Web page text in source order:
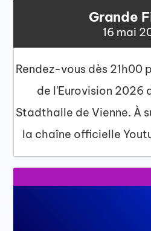
Grande
16 mai
Rendez-vous dès 21h00
de l'Eurovision 2026
Stadthalle de Vienne. À
la chaîne officielle